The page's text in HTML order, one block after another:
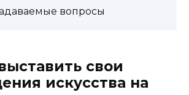
вопросы
свои
искусства на